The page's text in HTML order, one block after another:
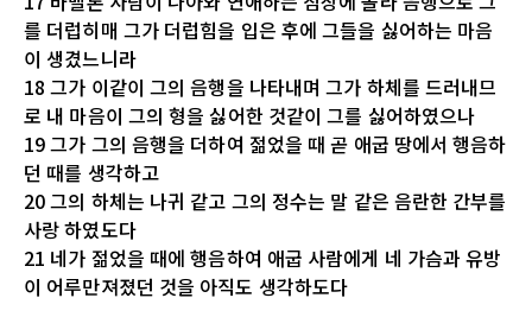
를 더럽히매 그가 더럽힘을 입은 후에 그들을 싫어하는 마음
이 생겼느니라
18 그가 이같이 그의 음행을 나타내며 그가 하체를 드러내므
로 내 마음이 그의 형을 싫어한 것같이 그를 싫어하였으나
19 그가 그의 음행을 더하여 젊었을 때 곧 애굽 땅에서 행음하
던 때를 생각하고
20 그의 하체는 나귀 같고 그의 정수는 말 같은 음란한 간부를
사랑 하였도다
21 네가 젊었을 때에 행음하여 애굽 사람에게 네 가슴과 유방
이 어루만져졌던 것을 아직도 생각하도다